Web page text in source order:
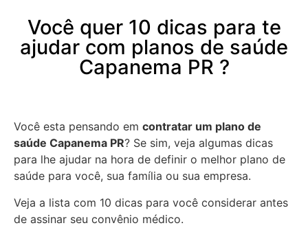
Você quer 10 dicas para te
ajudar com planos de saúde
Capanema PR ?
Você esta pensando em contratar um plano de
saúde Capanema PR? Se sim, veja algumas dicas
para lhe ajudar na hora de definir o melhor plano de
saúde para você, sua família ou sua empresa.
Veja a lista com 10 dicas para você considerar antes
de assinar seu convênio médico.